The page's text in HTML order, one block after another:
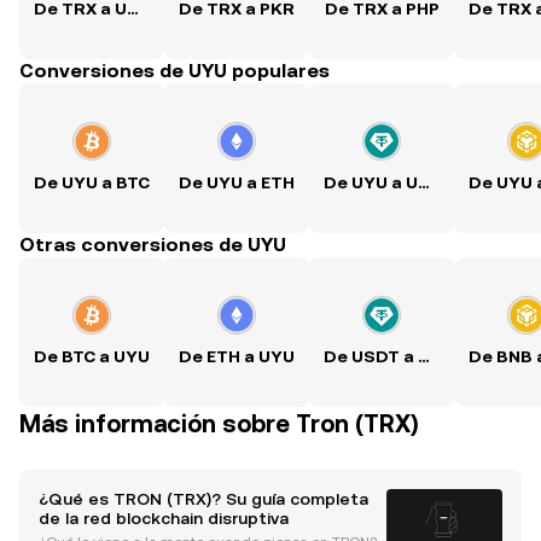
De TRX a USD De TRX a PKR De TRX a PHP
Conversiones de UYU populares
De UYU a BTC De UYU a ETH De UYU a USDT
Otras conversiones de UYU
De BTC a UYU De ETH a UYU De USDT a UYU
Más información sobre Tron (TRX)
¿Qué es TRON (TRX)? Su guía completa
de la red blockchain disruptiva